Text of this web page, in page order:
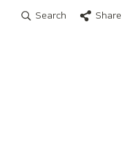
Search Share